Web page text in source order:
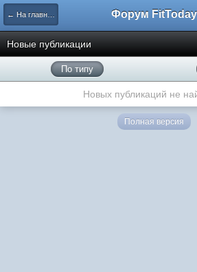
← На главную Форум FitToday
Новые публикации
По типу
Новых публикаций не
Полная версия